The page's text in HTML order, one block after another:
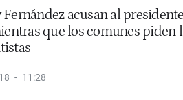
acusan al
que los comunes piden
11:28